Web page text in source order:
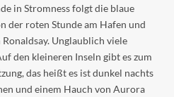
in Stromness folgt die blaue
der roten Stunde am Hafen und
Unglaublich viele
den kleineren Inseln gibt es zum
das heißt es ist dunkel nachts
und einem Hauch von Aurora